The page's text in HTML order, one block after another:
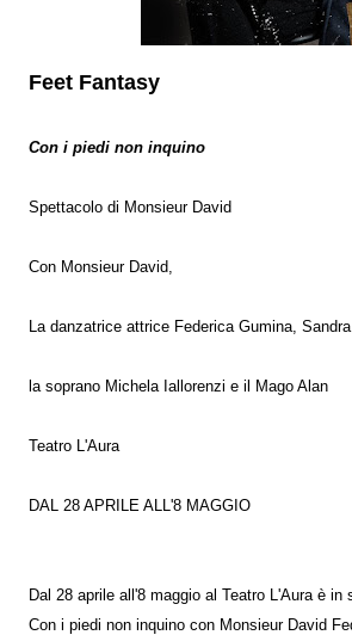
Feet Fantasy
Con i piedi non inquino
Spettacolo di Monsieur David
Con Monsieur David,
La danzatrice attrice Federica Gumina, Sandra
la soprano Michela Iallorenzi e il Mago Alan
Teatro L'Aura
DAL 28 APRILE ALL'8 MAGGIO
Dal 28 aprile all'8 maggio al Teatro L'Aura è
Con i piedi non inquino con Monsieur David